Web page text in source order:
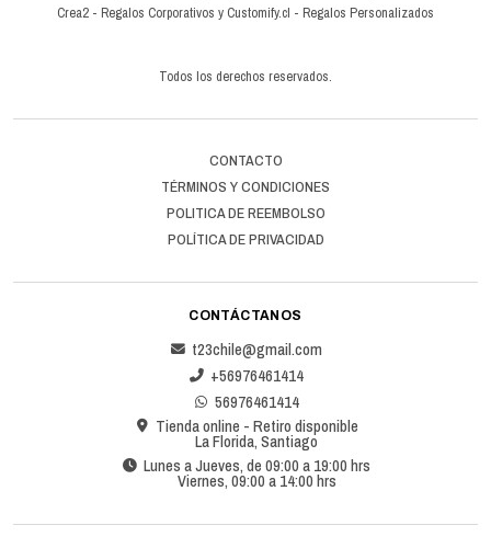
Crea2 - Regalos Corporativos y Customify.cl - Regalos Personalizados
Todos los derechos reservados.
CONTACTO
TÉRMINOS Y CONDICIONES
POLITICA DE REEMBOLSO
POLÍTICA DE PRIVACIDAD
CONTÁCTANOS
t23chile@gmail.com
+56976461414
56976461414
Tienda online - Retiro disponible
La Florida, Santiago
Lunes a Jueves, de 09:00 a 19:00 hrs
Viernes, 09:00 a 14:00 hrs